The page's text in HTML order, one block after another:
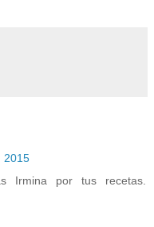
2015
Irmina por tus recetas.